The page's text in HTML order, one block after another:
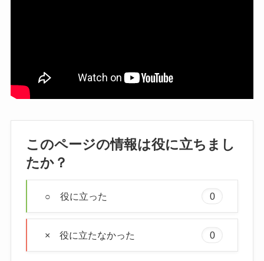
このページの情報は役に立ちまし
たか？
○ 役に立った 0
× 役に立たなかった 0